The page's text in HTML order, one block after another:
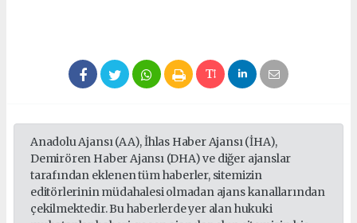
Anadolu Ajansı (AA), İhlas Haber Ajansı (İHA),
Demirören Haber Ajansı (DHA) ve diğer ajanslar
tarafından eklenen tüm haberler, sitemizin
editörlerinin müdahalesi olmadan ajans kanallarından
çekilmektedir. Bu haberlerde yer alan hukuki